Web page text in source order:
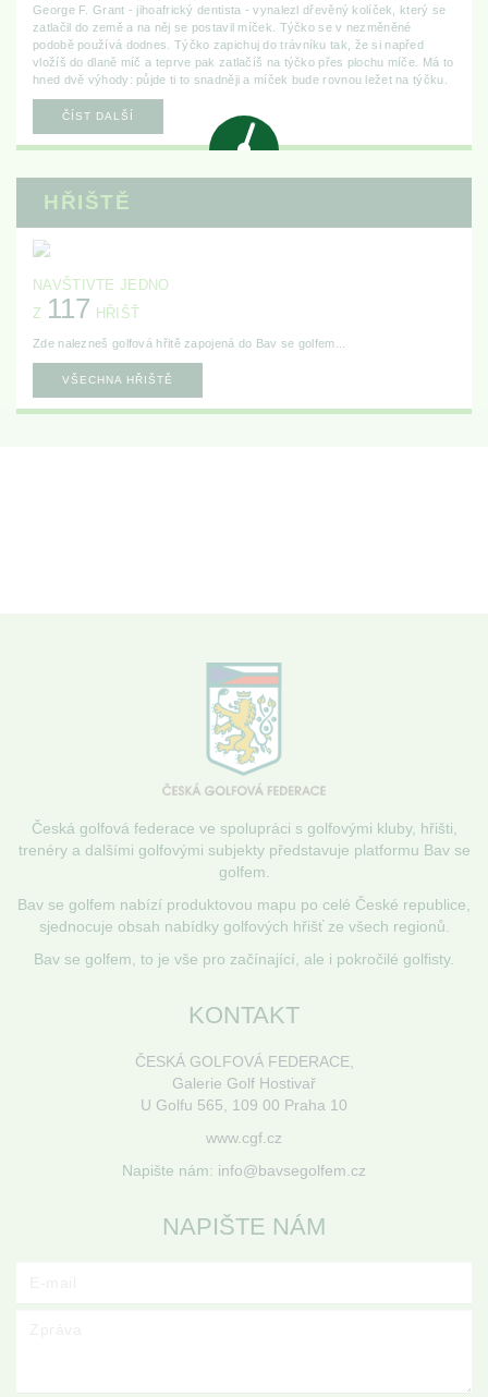
George F. Grant - jihoafrický dentista - vynalezl dřevěný kolíček, který se
zatlačil do země a na něj se postavil míček. Týčko se v nezměněné
podobě používá dodnes. Týčko zapichuj do trávníku tak, že si napřed
vložíš do dlaně míč a teprve pak zatlačíš na týčko přes plochu míče. Má to
hned dvě výhody: půjde ti to snadněji a míček bude rovnou ležet na týčku.
ČÍST DALŠÍ
HŘIŠTĚ
NAVŠTIVTE JEDNO
Z 117 HŘIŠŤ
Zde nalezneš golfová hřitě zapojená do Bav se golfem...
VŠECHNA HŘIŠTĚ
Česká golfová federace ve spolupráci s golfovými kluby, hřišti,
trenéry a dalšími golfovými subjekty představuje platformu Bav se
golfem.
Bav se golfem nabízí produktovou mapu po celé České republice,
sjednocuje obsah nabídky golfových hřišť ze všech regionů.
Bav se golfem, to je vše pro začínající, ale i pokročilé golfisty.
KONTAKT
ČESKÁ GOLFOVÁ FEDERACE,
Galerie Golf Hostivař
U Golfu 565, 109 00 Praha 10
www.cgf.cz
Napište nám: info@bavsegolfem.cz
NAPIŠTE NÁM